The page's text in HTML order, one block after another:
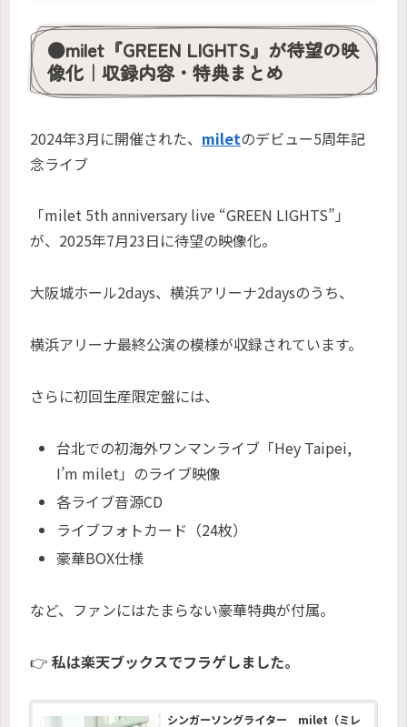
●milet『GREEN LIGHTS』が待望の映
像化｜収録内容・特典まとめ
2024年3月に開催された、 miletのデビュー5周年記
念ライブ
「milet 5th anniversary live “GREEN LIGHTS”」
が、2025年7月23日に待望の映像化。
大阪城ホール2days、横浜アリーナ2daysのうち、
横浜アリーナ最終公演の模様が収録されています。
さらに初回生産限定盤には、
台北での初海外ワンマンライブ「Hey Taipei,
I’m milet」のライブ映像
各ライブ音源CD
ライブフォトカード（24枚）
豪華BOX仕様
など、ファンにはたまらない豪華特典が付属。
👉 私は楽天ブックスでフラゲしました。
シンガーソングライター milet（ミレ